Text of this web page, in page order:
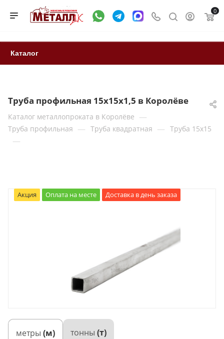
0
Каталог
Труба профильная 15х15х1,5 в Королёве
Каталог металлопроката в Королёве —
Труба профильная — Труба квадратная — Труба 15x15
—
Акция Оплата на месте Доставка в день заказа
метры (м) тонны (т)